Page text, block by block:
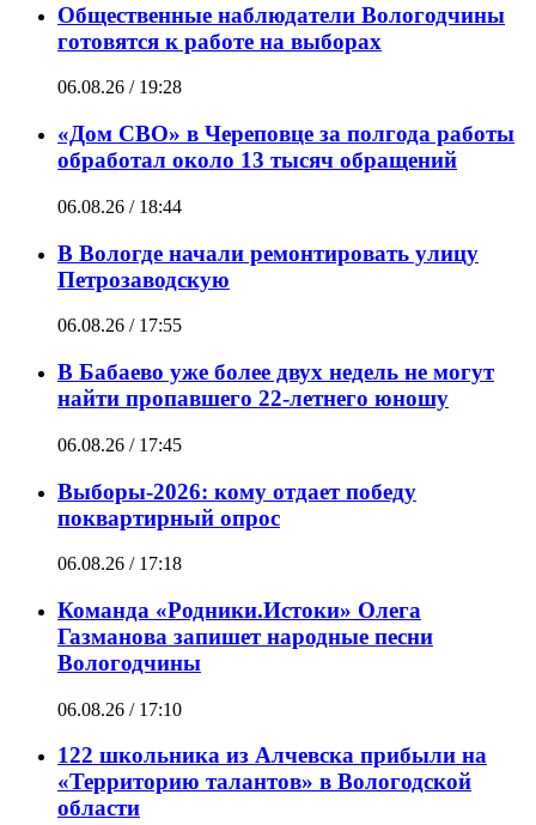
Общественные наблюдатели Вологодчины
готовятся к работе на выборах
06.08.26 / 19:28
«Дом СВО» в Череповце за полгода работы
обработал около 13 тысяч обращений
06.08.26 / 18:44
В Вологде начали ремонтировать улицу
Петрозаводскую
06.08.26 / 17:55
В Бабаево уже более двух недель не могут
найти пропавшего 22-летнего юношу
06.08.26 / 17:45
Выборы-2026: кому отдает победу
поквартирный опрос
06.08.26 / 17:18
Команда «Родники.Истоки» Олега
Газманова запишет народные песни
Вологодчины
06.08.26 / 17:10
122 школьника из Алчевска прибыли на
«Территорию талантов» в Вологодской
области